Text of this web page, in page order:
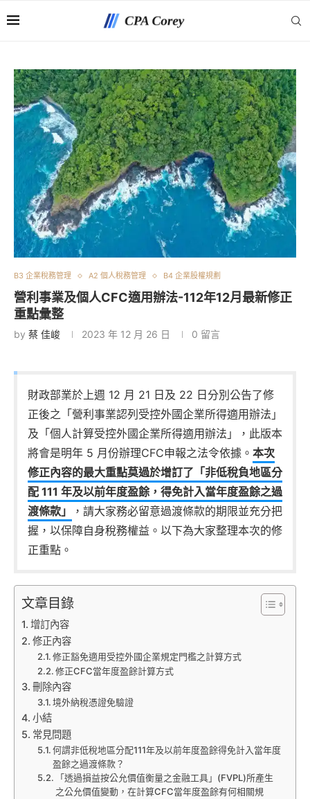
B3 企業稅務管理 A2 個人稅務管理 B4 企業股權規劃
營利事業及個人CFC適用辦法-112年12月最新修正
重點彙整
by 蔡 佳峻 2023 年 12 月 26 日 0 留言
財政部業於上週 12 月 21 日及 22 日分別公告了修
正後之「營利事業認列受控外國企業所得適用辦法」
及「個人計算受控外國企業所得適用辦法」，此版本
將會是明年 5 月份辦理CFC申報之法令依據。 本次
修正內容的最大重點莫過於增訂了「非低稅負地區分
配 111 年及以前年度盈餘，得免計入當年度盈餘之過
渡條款」
，請大家務必留意過渡條款的期限並充分把
握，以保障自身稅務權益。以下為大家整理本次的修
正重點。
文章目錄
增訂內容
修正內容
修正豁免適用受控外國企業規定門檻之計算方式
修正CFC當年度盈餘計算方式
刪除內容
境外納稅憑證免驗證
小結
常見問題
何謂非低稅地區分配111年及以前年度盈餘得免計入當年度
盈餘之過渡條款？
「透過損益按公允價值衡量之金融工具」(FVPL)所產生
之公允價值變動，在計算CFC當年度盈餘有何相關規